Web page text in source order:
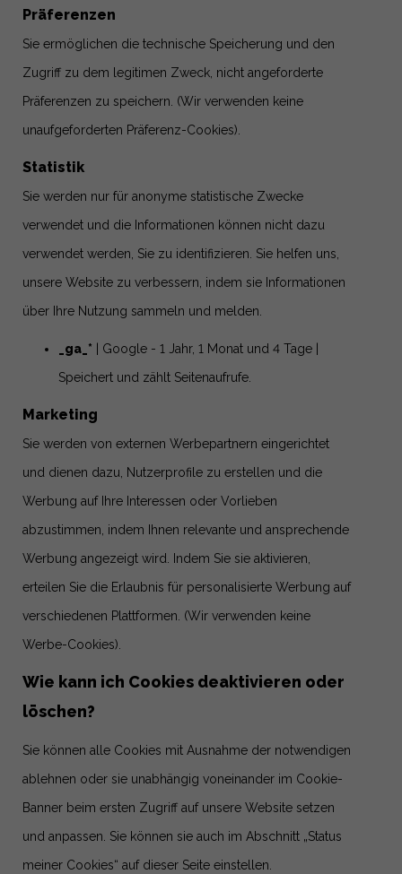
Präferenzen
Sie ermöglichen die technische Speicherung und den
Zugriff zu dem legitimen Zweck, nicht angeforderte
Präferenzen zu speichern. (Wir verwenden keine
unaufgeforderten Präferenz-Cookies).
Statistik
Sie werden nur für anonyme statistische Zwecke
verwendet und die Informationen können nicht dazu
verwendet werden, Sie zu identifizieren. Sie helfen uns,
unsere Website zu verbessern, indem sie Informationen
über Ihre Nutzung sammeln und melden.
_ga_* | Google - 1 Jahr, 1 Monat und 4 Tage |
Speichert und zählt Seitenaufrufe.
Marketing
Sie werden von externen Werbepartnern eingerichtet
und dienen dazu, Nutzerprofile zu erstellen und die
Werbung auf Ihre Interessen oder Vorlieben
abzustimmen, indem Ihnen relevante und ansprechende
Werbung angezeigt wird. Indem Sie sie aktivieren,
erteilen Sie die Erlaubnis für personalisierte Werbung auf
verschiedenen Plattformen. (Wir verwenden keine
Werbe-Cookies).
Wie kann ich Cookies deaktivieren oder
löschen?
Sie können alle Cookies mit Ausnahme der notwendigen
ablehnen oder sie unabhängig voneinander im Cookie-
Banner beim ersten Zugriff auf unsere Website setzen
und anpassen. Sie können sie auch im Abschnitt „Status
meiner Cookies“ auf dieser Seite einstellen.